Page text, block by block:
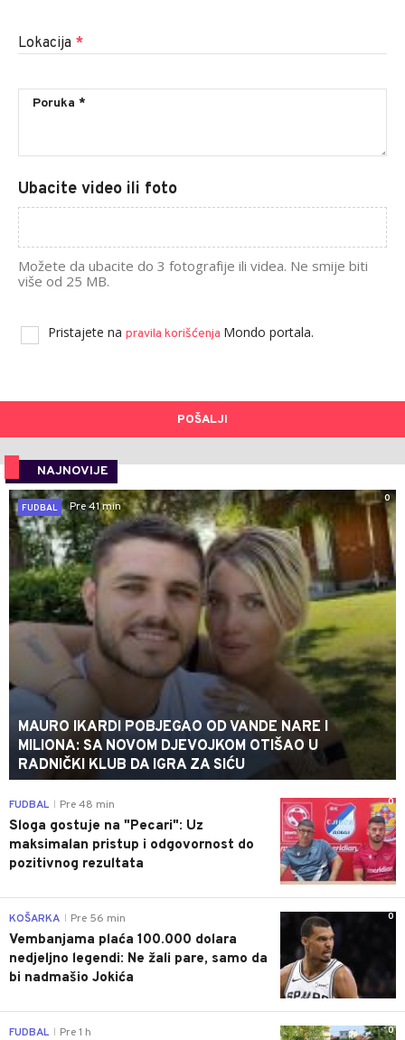
Lokacija *
Ubacite video ili foto
Možete da ubacite do 3 fotografije ili videa. Ne smije biti
više od 25 MB.
Pristajete na pravila korišćenja Mondo portala.
POŠALJI
NAJNOVIJE
0
FUDBAL
Pre 41 min
MAURO IKARDI POBJEGAO OD VANDE NARE I
MILIONA: SA NOVOM DJEVOJKOM OTIŠAO U
RADNIČKI KLUB DA IGRA ZA SIĆU
0
FUDBAL Pre 48 min
Sloga gostuje na "Pecari": Uz
maksimalan pristup i odgovornost do
pozitivnog rezultata
0
KOŠARKA Pre 56 min
Vembanjama plaća 100.000 dolara
nedjeljno legendi: Ne žali pare, samo da
bi nadmašio Jokića
0
FUDBAL Pre 1 h